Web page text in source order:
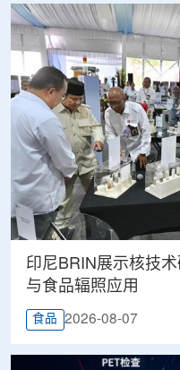
印尼BRIN展示核技
与食品辐照应用
食品 2026-08-07